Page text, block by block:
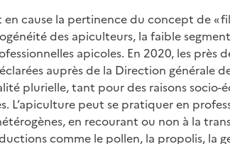
cause la pertinence du concept de «
des apiculteurs, la faible
apicoles. En 2020, les près
auprès de la Direction générale
plurielle, tant pour des raisons socio-
peut se pratiquer en
en recourant ou non à la
comme le pollen, la propolis, la